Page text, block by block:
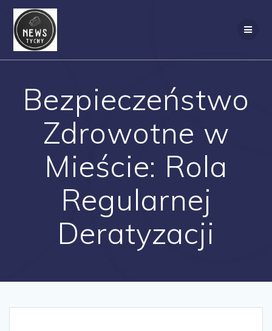
Bezpieczeństwo
Zdrowotne w
Mieście: Rola
Regularnej
Deratyzacji